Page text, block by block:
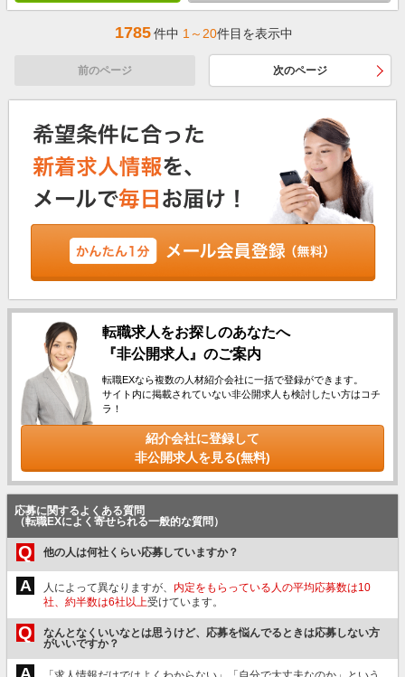
1785件中 1～20件目を表示中
前のページ 次のページ
転職求人をお探しのあなたへ
『非公開求人』のご案内
転職EXなら複数の人材紹介会社に一括で登録ができます。
サイト内に掲載されていない非公開求人も検討したい方はコチ
ラ！
紹介会社に登録して
非公開求人を見る(無料)
応募に関するよくある質問
（転職EXによく寄せられる一般的な質問）
Q 他の人は何社くらい応募していますか？
A 人によって異なりますが、 内定をもらっている人の平均応募数は10
社、約半数は6社以上受けています。
Q
なんとなくいいなとは思うけど、応募を悩んでるときは応募しない方
がいいですか？